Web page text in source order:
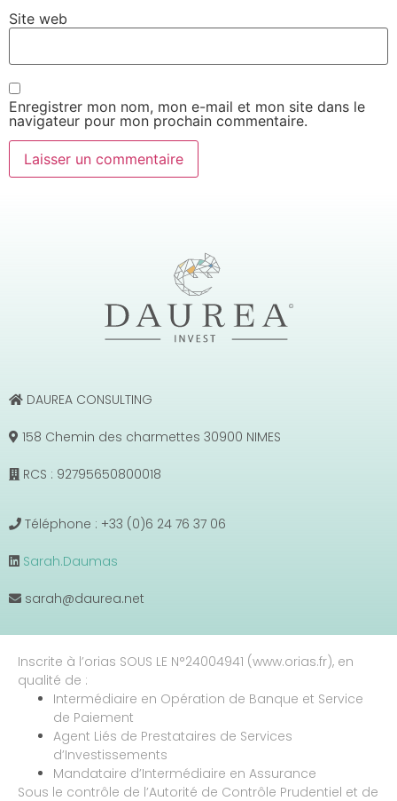
Site web
Enregistrer mon nom, mon e-mail et mon site dans le
navigateur pour mon prochain commentaire.
DAUREA CONSULTING
158 Chemin des charmettes 30900 NIMES
RCS : 92795650800018
Téléphone : +33 (0)6 24 76 37 06
Sarah.Daumas
sarah@daurea.net
Inscrite à l’orias SOUS LE N°24004941 (www.orias.fr), en
qualité de :
Intermédiaire en Opération de Banque et Service
de Paiement
Agent Liés de Prestataires de Services
d’Investissements
Mandataire d’Intermédiaire en Assurance
Sous le contrôle de l’Autorité de Contrôle Prudentiel et de